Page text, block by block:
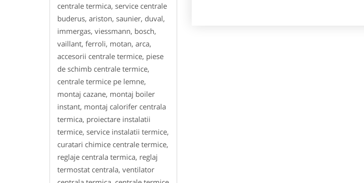
centrale termica, service centrale
buderus, ariston, saunier, duval,
immergas, viessmann, bosch,
vaillant, ferroli, motan, arca,
accesorii centrale termice, piese
de schimb centrale termice,
centrale termice pe lemne,
montaj cazane, montaj boiler
instant, montaj calorifer centrala
termica, proiectare instalatii
termice, service instalatii termice,
curatari chimice centrale termice,
reglaje centrala termica, reglaj
termostat centrala, ventilator